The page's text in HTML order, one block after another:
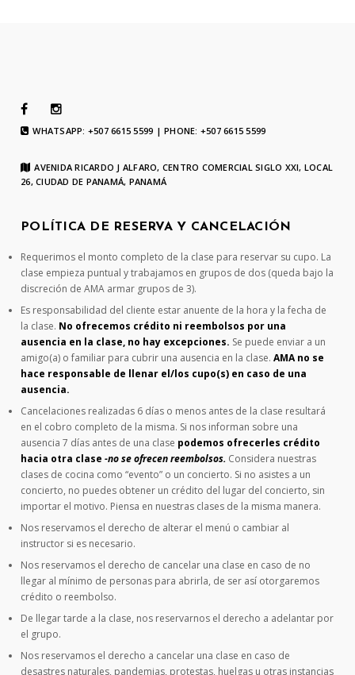
WHATSAPP: +507 6615 5599 | PHONE: +507 6615 5599
AVENIDA RICARDO J ALFARO, CENTRO COMERCIAL SIGLO XXI, LOCAL
26, CIUDAD DE PANAMÁ, PANAMÁ
POLÍTICA DE RESERVA Y CANCELACIÓN
Requerimos el monto completo de la clase para reservar su cupo. La
clase empieza puntual y trabajamos en grupos de dos (queda bajo la
discreción de AMA armar grupos de 3).
Es responsabilidad del cliente estar anuente de la hora y la fecha de
la clase. No ofrecemos crédito ni reembolsos por una
ausencia en la clase, no hay excepciones. Se puede enviar a un
amigo(a) o familiar para cubrir una ausencia en la clase.AMA no se
hace responsable de llenar el/los cupo(s) en caso de una
ausencia.
Cancelaciones realizadas 6 días o menos antes de la clase resultará
en el cobro completo de la misma. Si nos informan sobre una
ausencia 7 días antes de una clase podemos ofrecerles crédito
hacia otra clase-no se ofrecen reembolsos. Considera nuestras
clases de cocina como “evento” o un concierto. Si no asistes a un
concierto, no puedes obtener un crédito del lugar del concierto, sin
importar el motivo. Piensa en nuestras clases de la misma manera.
Nos reservamos el derecho de alterar el menú o cambiar al
instructor si es necesario.
Nos reservamos el derecho de cancelar una clase en caso de no
llegar al mínimo de personas para abrirla, de ser así otorgaremos
crédito o reembolso.
De llegar tarde a la clase, nos reservarnos el derecho a adelantar por
el grupo.
Nos reservamos el derecho a cancelar una clase en caso de
desastres naturales, pandemias, protestas, huelgas u otras instancias